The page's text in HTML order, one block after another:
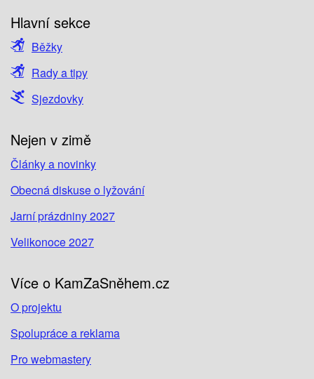
Hlavní sekce
Běžky
Rady a tipy
Sjezdovky
Nejen v zimě
Články a novinky
Obecná diskuse o lyžování
Jarní prázdniny 2027
Velikonoce 2027
Více o KamZaSněhem.cz
O projektu
Spolupráce a reklama
Pro webmastery